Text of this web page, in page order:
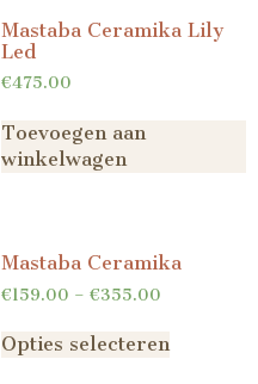
Mastaba Ceramika Lily
Led
€475.00
Toevoegen aan
winkelwagen
Mastaba Ceramika
€159.00 – €355.00
Opties selecteren